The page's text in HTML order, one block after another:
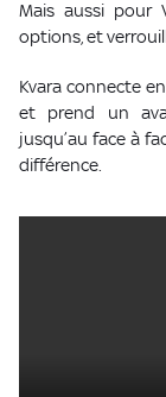
Mais aussi pour
options, et
Kvara connecte
et prend un
jusqu’au face à
différence.